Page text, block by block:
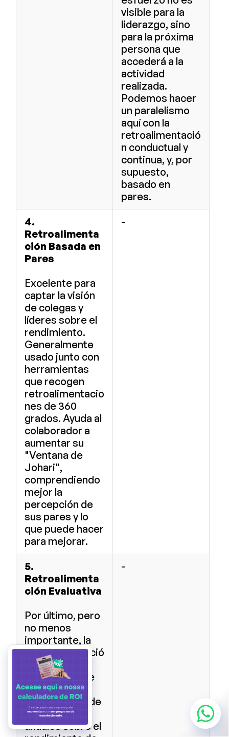
visible para la
liderazgo, sino
para la próxima
persona que
accederá a la
actividad
realizada.
Podemos hacer
un paralelismo
aquí con la
retroalimentació
n conductual y
continua, y, por
supuesto,
basado en
pares.
4.
Retroalimenta
ción Basada en
Pares
Excelente para
captar la visión
de colegas y
líderes sobre el
rendimiento.
Generalmente
usado junto con
herramientas
que recogen
retroalimentacio
nes de 360
grados. Ayuda al
colaborador a
aumentar su
"Ventana de
Johari",
comprendiendo
mejor la
percepción de
sus pares y lo
que puede hacer
para mejorar.
-
5.
Retroalimenta
ción Evaluativa
Por último, pero
no menos
importante, la
retroalimentació
n tradicional
evaluativa, que
trata
básicamente de
revisiones
anuales sobre el
-